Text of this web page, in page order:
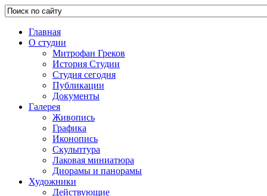
Главная
О студии
Митрофан Греков
История Студии
Студия сегодня
Публикации
Документы
Галерея
Живопись
Графика
Иконопись
Скульптура
Лаковая миниатюра
Диорамы и панорамы
Художники
Действующие